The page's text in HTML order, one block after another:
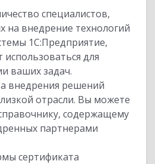
специалистов,
на внедрение технологий
1С:Предприятие,
использоваться для
ваших задач.
внедрения решений
отрасли. Вы можете
содержащему
партнерами
сертификата